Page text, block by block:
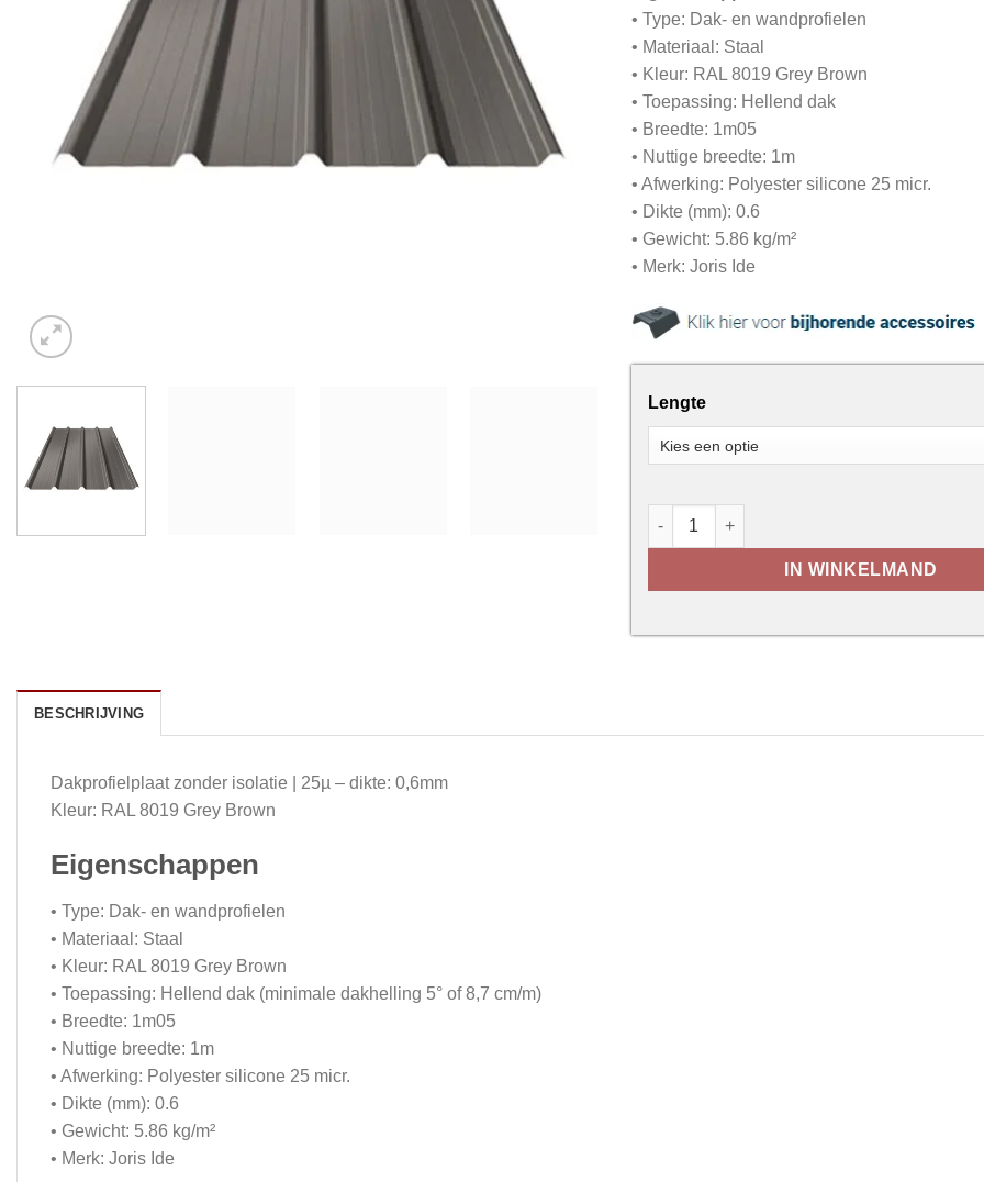
• Type: Dak- en wandprofielen
• Materiaal: Staal
• Kleur: RAL 8019 Grey Brown
• Toepassing: Hellend dak
• Breedte: 1m05
• Nuttige breedte: 1m
• Afwerking: Polyester silicone 25 micr.
• Dikte (mm): 0.6
• Gewicht: 5.86 kg/m²
• Merk: Joris Ide
Lengte
Dakplaat 33/250/1000mm - RAL 8019
IN WINKELMAND
BESCHRIJVING
Dakprofielplaat zonder isolatie | 25µ – dikte: 0,6mm
Kleur: RAL 8019 Grey Brown
Eigenschappen
• Type: Dak- en wandprofielen
• Materiaal: Staal
• Kleur: RAL 8019 Grey Brown
• Toepassing: Hellend dak (minimale dakhelling 5° of 8,7 cm/m)
• Breedte: 1m05
• Nuttige breedte: 1m
• Afwerking: Polyester silicone 25 micr.
• Dikte (mm): 0.6
• Gewicht: 5.86 kg/m²
• Merk: Joris Ide